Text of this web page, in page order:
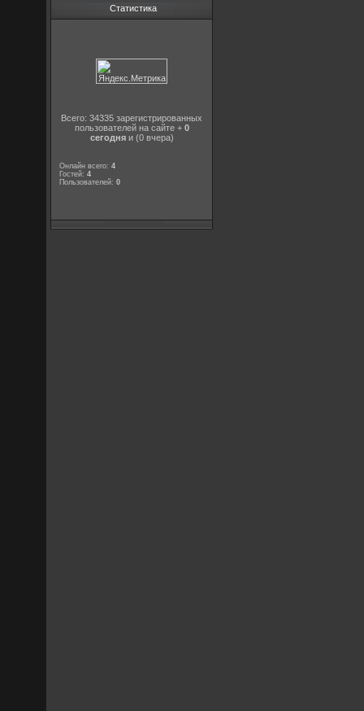
Статистика
Всего: 34335 зарегистрированных
пользователей на сайте + 0
сегодняи (0 вчера)
Онлайн всего:4
Гостей:4
Пользователей:0